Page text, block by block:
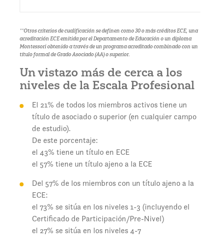
**Otros criterios de cualificación se definen como 30 o más créditos ECE, una
acreditación ECE emitida por el Departamento de Educación o un diploma
Montessori obtenido a través de un programa acreditado combinado con un
título formal de Grado Asociado (AA) o superior.
Un vistazo más de cerca a los
niveles de la Escala Profesional
El 21% de todos los miembros activos tiene un
título de asociado o superior (en cualquier campo
de estudio).
De este porcentaje:
el 43% tiene un título en ECE
el 57% tiene un título ajeno a la ECE
Del 57% de los miembros con un título ajeno a la
ECE:
el 73% se sitúa en los niveles 1-3 (incluyendo el
Certificado de Participación/Pre-Nivel)
el 27% se sitúa en los niveles 4-7